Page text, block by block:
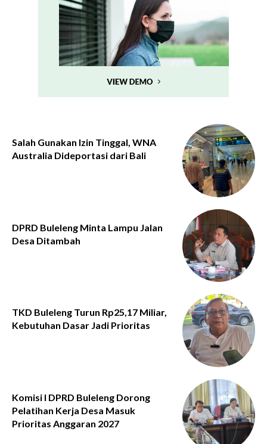
Salah Gunakan Izin Tinggal, WNA
Australia Dideportasi dari Bali
DPRD Buleleng Minta Lampu Jalan
Desa Ditambah
TKD Buleleng Turun Rp25,17 Miliar,
Kebutuhan Dasar Jadi Prioritas
Komisi I DPRD Buleleng Dorong
Pelatihan Kerja Desa Masuk
Prioritas Anggaran 2027